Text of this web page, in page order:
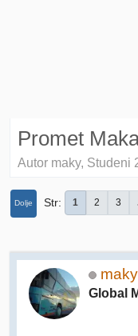
Promet
Autor maky, Studeni
Dolje Str 1 2 3
maky
Global